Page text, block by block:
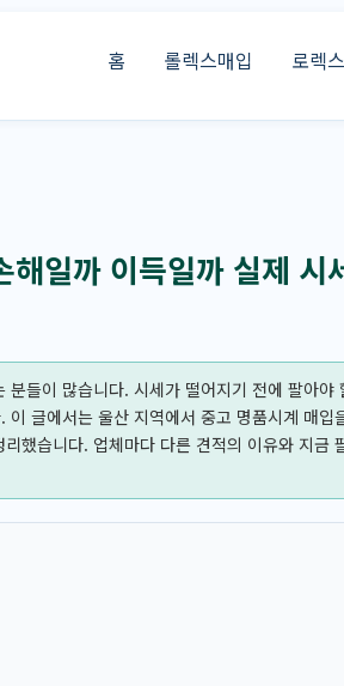
홈 롤렉스매입 로렉
일까 이득일까 실제 시
들이 많습니다. 시세가 떨어지기 전에 팔아야
글에서는 울산 지역에서 중고 명품시계 매입
했습니다. 업체마다 다른 견적의 이유와 지금